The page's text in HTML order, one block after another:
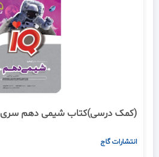
(کمک درسی)کتاب شیمی دهم سری iQ گاج
انتشارات گاج